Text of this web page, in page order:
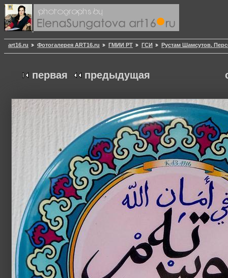
art16.ru Фотогалерея ART16.ru ГМИИ РТ ГСИ Рустам Шамсутов.
первая предыдущая